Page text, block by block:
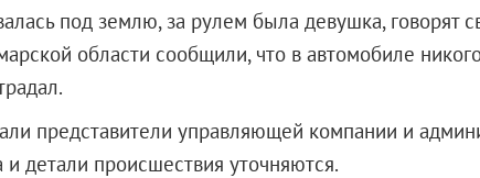
под землю, за рулем была девушка, говорят
области сообщили, что в автомобиле
представители управляющей компании и
и детали происшествия уточняются.